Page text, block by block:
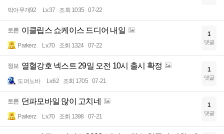
박아무개92 Lv.37 조회 1035 07-22
토론 이클립스 쇼케이스 드디어 내일
Parkerz Lv.70 조회 1324 07-22
1
댓글
정보 열혈강호 넥스트 29일 오전 10시 출시 확정
도퍼노바 Lv.62 조회 1705 07-21
1
댓글
토론 던파모바일 많이 고치네
Parkerz Lv.70 조회 1398 07-21
1
댓글